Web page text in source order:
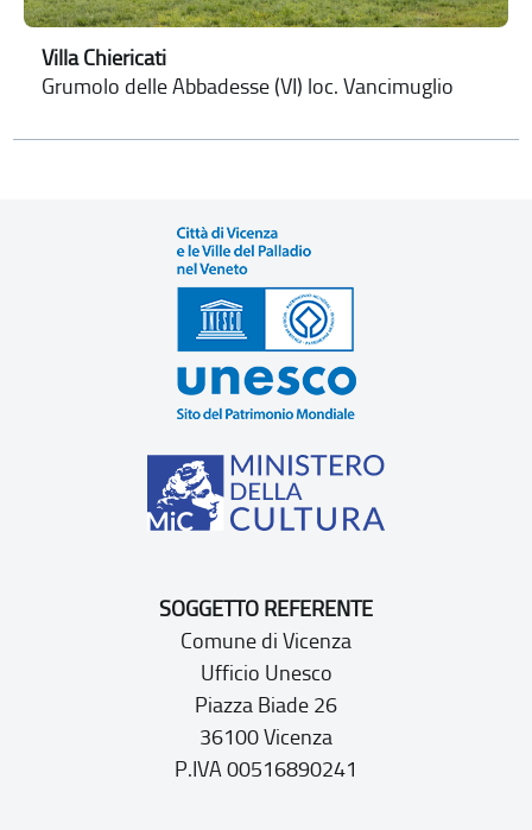
Villa Chiericati
Grumolo delle Abbadesse (VI) loc. Vancimuglio
SOGGETTO REFERENTE
Comune di Vicenza
Ufficio Unesco
Piazza Biade 26
36100 Vicenza
P.IVA 00516890241